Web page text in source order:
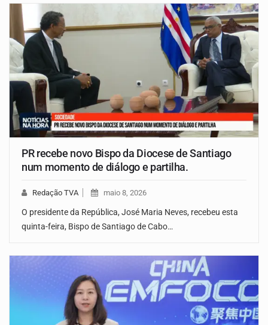
PR recebe novo Bispo da Diocese de Santiago
num momento de diálogo e partilha.
Redação TVA maio 8, 2026
O presidente da República, José Maria Neves, recebeu esta
quinta-feira, Bispo de Santiago de Cabo…